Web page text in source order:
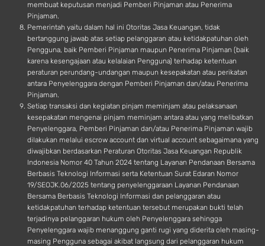
membuat keputusan menjadi Pemberi Pinjaman atau Penerima
Pinjaman.
Pemerintah yaitu dalam hal ini Otoritas Jasa Keuangan, tidak
bertanggung jawab atas setiap pelanggaran atau ketidakpatuhan oleh
Pengguna, baik Pemberi Pinjaman maupun Penerima Pinjaman (baik
karena kesengajaan atau kelalaian Pengguna) terhadap ketentuan
peraturan perundang-undangan maupun kesepakatan atau perikatan
antara Penyelenggara dengan Pemberi Pinjaman dan/atau Penerima
Pinjaman.
Setiap transaksi dan kegiatan pinjam meminjam atau pelaksanaan
kesepakatan mengenai pinjam meminjam antara atau yang melibatkan
Penyelenggara, Pemberi Pinjaman dan/atau Penerima Pinjaman wajib
dilakukan melalui escrow account dan virtual account sebagaimana yang
diwajibkan berdasarkan Peraturan Otoritas Jasa Keuangan Republik
Indonesia Nomor 40 Tahun 2024 tentang Layanan Pendanaan Bersama
Berbasis Teknologi Informasi serta Ketentuan Surat Edaran Nomor
19/SEOJK.06/2025 tentang penyelenggaraan Layanan Pendanaan
Bersama Berbasis Teknologi Informasi dan pelanggaran atau
ketidakpatuhan terhadap ketentuan tersebut merupakan bukti telah
terjadinya pelanggaran hukum oleh Penyelenggara sehingga
Penyelenggara wajib menanggung ganti rugi yang diderita oleh masing-
masing Pengguna sebagai akibat langsung dari pelanggaran hukum